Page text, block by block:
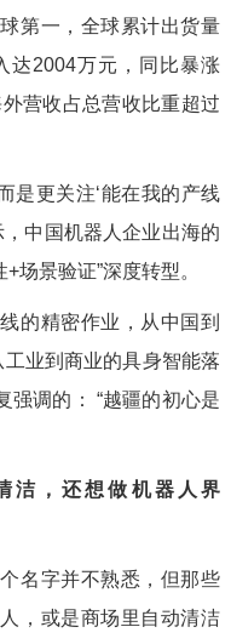
第一，全球累计出货量
达2004万元，同比暴涨
营收占总营收比重超过
是更关注‘能在我的产线
，中国机器人企业出海的
场景验证”深度转型。
的精密作业，从中国到
工业到商业的具身智能落
强调的：
“越疆的初心是
洁，还想做机器人界
名字并不熟悉，但那些
，或是商场里自动清洁